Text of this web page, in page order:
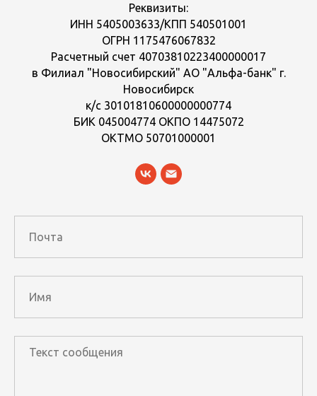
Реквизиты:
ИНН 5405003633/КПП 540501001
ОГРН 1175476067832
Расчетный счет 40703810223400000017
в Филиал "Новосибирский" АО "Альфа-банк" г.
Новосибирск
к/с 30101810600000000774
БИК 045004774 ОКПО 14475072
ОКТМО 50701000001